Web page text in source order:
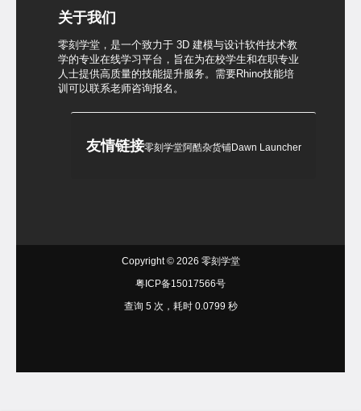
关于我们
零刻学堂，是一个致力于 3D 建模与设计软件技术教
学的专业在线学习平台，旨在为在校学生和在职专业
人士提供高质量的技能提升服务。需要Rhino技能培
训可以联系老师咨询报名。
友情链接零刻学堂阿酷杂货铺Dawn Launcher
Copyright © 2026 零刻学堂
粤ICP备15017566号
查询 5 次，耗时 0.0799 秒